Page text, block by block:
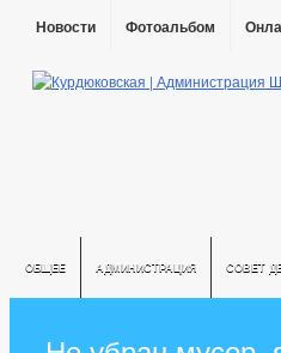
Новости Фотоальбом
ОБЩЕЕ АДМИНИСТРАЦИЯ СОВЕТ